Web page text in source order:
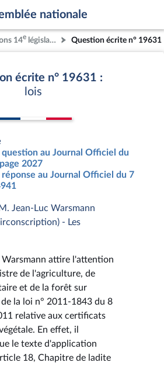
nationale
14e législature Question écrite n° 19631
écrite n° 19631 :
lois
au Journal Officiel du
2027
au Journal Officiel du 7
Jean-Luc Warsmann
- Les
Warsmann attire l'attention
de l'agriculture, de
et de la forêt sur
la loi n° 2011-1843 du 8
relative aux certificats
En effet, il
le texte d'application
18, Chapitre de ladite